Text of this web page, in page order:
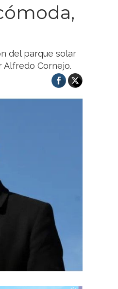
del parque solar
Alfredo Cornejo.